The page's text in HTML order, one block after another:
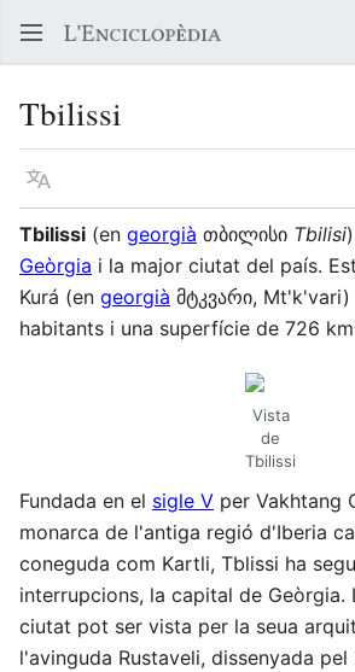
Tbilissi
Llegir en un atre idioma
Tbilissi (en georgià თბილისი Tbilisi
Geòrgia i la major ciutat del país.
Kurá (en georgià მტკვარი,
habitants i una superfície de 726
Vista
de
Tbilissi
Fundada en el sigle V per Vakhtang
monarca de l'antiga regió d'Iberia
coneguda com Kartli, Tblissi ha
interrupcions, la capital de Geòrgia.
ciutat pot ser vista per la seua
l'avinguda Rustaveli, dissenyada pel